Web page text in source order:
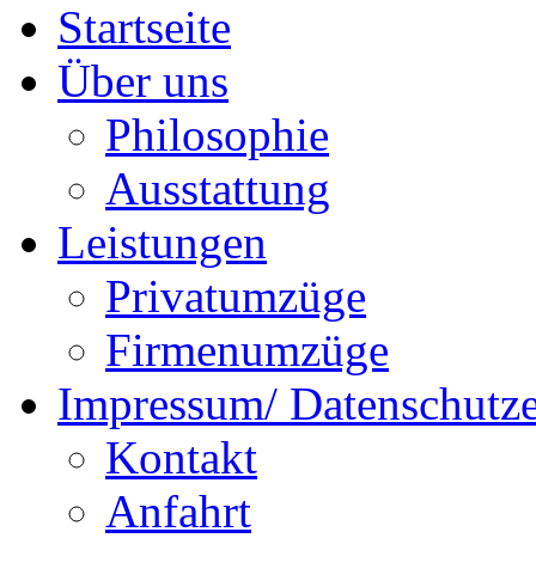
Startseite
Über uns
Philosophie
Ausstattung
Leistungen
Privatumzüge
Firmenumzüge
Impressum/
Kontakt
Anfahrt